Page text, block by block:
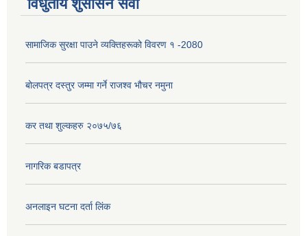
विधुतीय शुसासन सेवा
सामाजिक सुरक्षा पाउने व्यक्तिहरूको विवरण १ -2080
बोलपत्र दस्तुर जम्मा गर्ने राजश्व भौचर नमुना
कर तथा शुल्कहरु २०७५/७६
नागरिक बडापत्र
अनलाइन घटना दर्ता लिंक